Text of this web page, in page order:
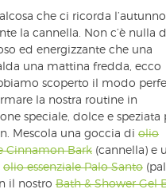
che ci ricorda
la cannella. Non c’è nulla
ed energizzante che una
una mattina fredda, ecco
scoperto il modo
la nostra routine in
speciale, dolce e speziata
Mescola una goccia di olio
Cinnamon Bark (cannella) e
olio essenziale Palo Santo
il nostro Bath & Shower Gel